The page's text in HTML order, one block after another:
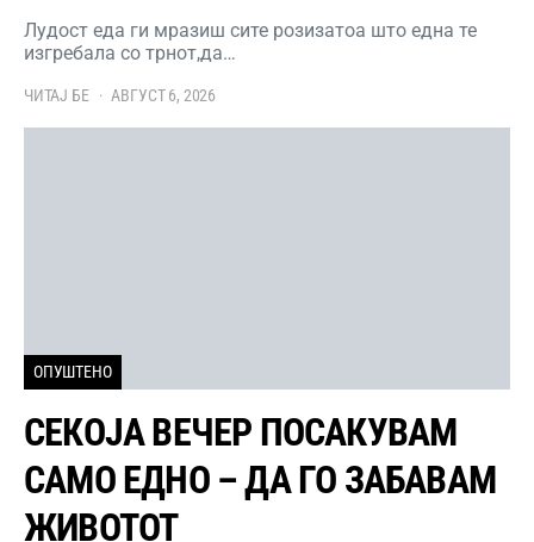
Лудост еда ги мразиш сите розизатоа што една те
изгребала со трнот,да…
ЧИТАЈ БЕ АВГУСТ 6, 2026
ОПУШТЕНО
СЕКОЈА ВЕЧЕР ПОСАКУВАМ
САМО ЕДНО – ДА ГО ЗАБАВАМ
ЖИВОТОТ